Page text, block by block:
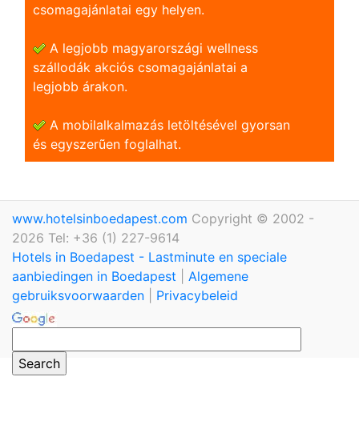
csomagajánlatai egy helyen.
A legjobb magyarországi wellness
szállodák akciós csomagajánlatai a
legjobb árakon.
A mobilalkalmazás letöltésével gyorsan
és egyszerũen foglalhat.
www.hotelsinboedapest.com Copyright © 2002 -
2026 Tel: +36 (1) 227-9614
Hotels in Boedapest - Lastminute en speciale
aanbiedingen in Boedapest
Algemene
gebruiksvoorwaarden
Privacybeleid